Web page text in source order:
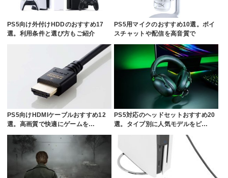
PS5向け外付けHDDのおすすめ17
選。利用条件と選び方もご紹介
PS5用マイクのおすすめ10選。ボイ
スチャットや配信を高音質で
PS5向けHDMIケーブルおすすめ12
選。高画質で快適にゲームを…
PS5対応のヘッドセットおすすめ20
選。タイプ別に人気モデルをピ…